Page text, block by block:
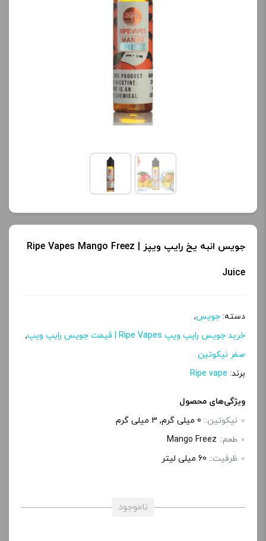
جویس انبه یخ رایپ ویپز | Ripe Vapes Mango Freez
Juice
دسته: جویس,
خرید جویس رایپ ویپ Ripe Vapes | قیمت جویس رایپ ویپ
,
صفر نیکوتین
برند: Ripe vape
ویژگی‌های محصول
نیکوتین:: 0 میلی گرم, 3 میلی‌ گرم
طعم:: Mango Freez
ظرفیت:: 60 میلی‌ لیتر
ناموجود